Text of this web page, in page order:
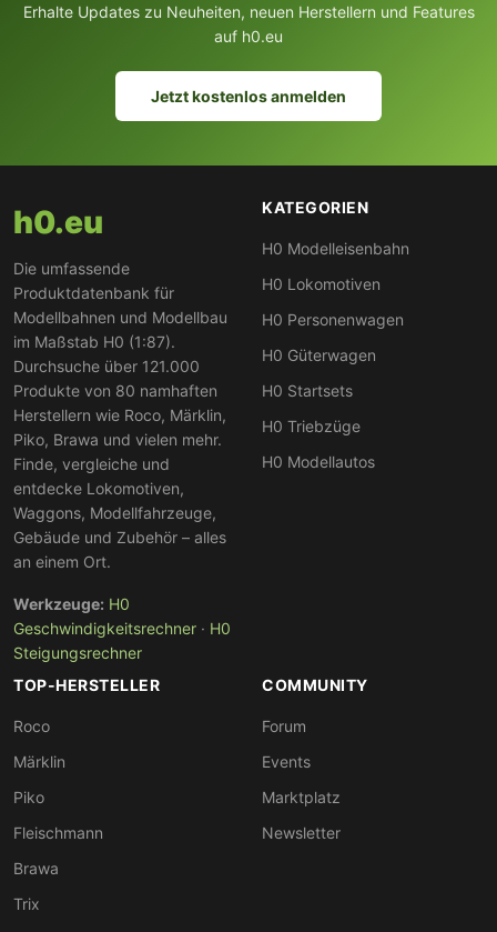
Erhalte Updates zu Neuheiten, neuen Herstellern und Features
auf h0.eu
Jetzt kostenlos anmelden
h0.eu
Die umfassende
Produktdatenbank für
Modellbahnen und Modellbau
im Maßstab H0 (1:87).
Durchsuche über 121.000
Produkte von 80 namhaften
Herstellern wie Roco, Märklin,
Piko, Brawa und vielen mehr.
Finde, vergleiche und
entdecke Lokomotiven,
Waggons, Modellfahrzeuge,
Gebäude und Zubehör – alles
an einem Ort.
Werkzeuge: H0
Geschwindigkeitsrechner · H0
Steigungsrechner
KATEGORIEN
H0 Modelleisenbahn
H0 Lokomotiven
H0 Personenwagen
H0 Güterwagen
H0 Startsets
H0 Triebzüge
H0 Modellautos
TOP-HERSTELLER
Roco
Märklin
Piko
Fleischmann
Brawa
Trix
COMMUNITY
Forum
Events
Marktplatz
Newsletter